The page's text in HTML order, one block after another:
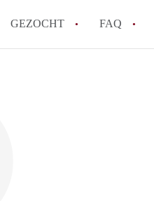
GEZOCHT FAQ